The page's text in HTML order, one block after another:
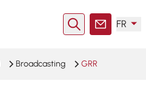
Rechercher
Contact
FR
Broadcasting GRR